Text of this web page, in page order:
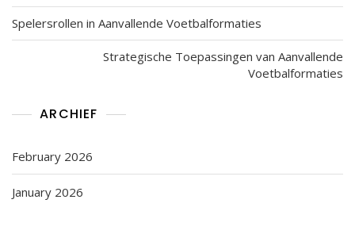
Spelersrollen in Aanvallende Voetbalformaties
Strategische Toepassingen van Aanvallende
Voetbalformaties
ARCHIEF
February 2026
January 2026